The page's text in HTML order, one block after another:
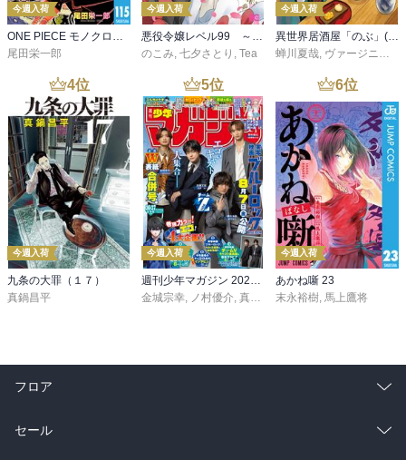
今週入荷
尾田栄一郎
今週入荷
のこみ 七夕さとり Tea
今週入荷
蝉川夏哉 ヴァージニア二等兵
4位
今週入荷
九条の大罪（１７）
真鍋昌平
5位
今週入荷
週刊少年マガジン 2026年36・37号[2026年8月5日発売]
金城宗幸, ノ村優介, 真島ヒロ ,宮島礼吏,新川直司
6位
今週入荷
あかね噺 23
末永裕樹, 馬上鷹将
フロア
総合
セール